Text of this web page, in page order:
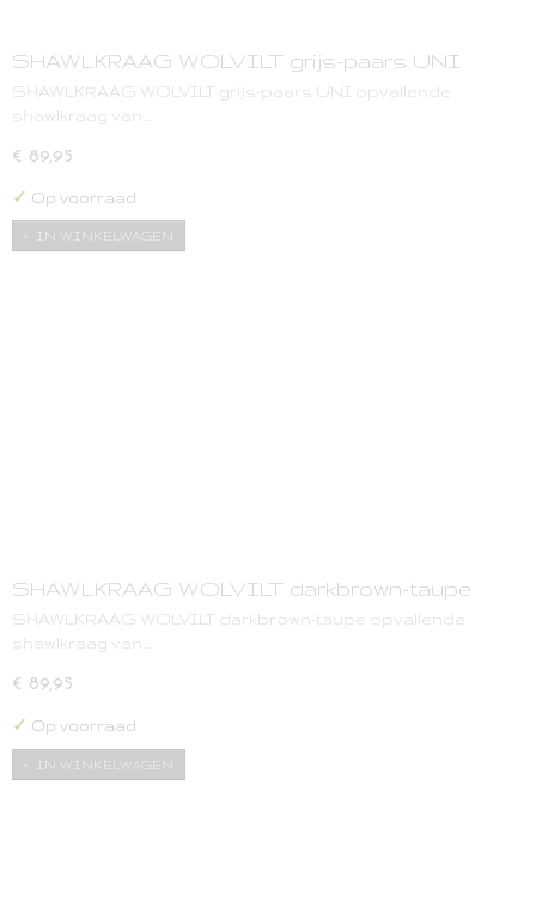
SHAWLKRAAG WOLVILT grijs-paars UNI
SHAWLKRAAG WOLVILT grijs-paars UNI opvallende
shawlkraag van…
€ 89,95
✓ Op voorraad
IN WINKELWAGEN
SHAWLKRAAG WOLVILT darkbrown-taupe
SHAWLKRAAG WOLVILT darkbrown-taupe opvallende
shawlkraag van…
€ 89,95
✓ Op voorraad
IN WINKELWAGEN